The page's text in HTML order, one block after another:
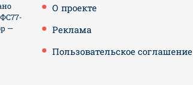
О проекте
Реклама
Пользовательское соглашение
—